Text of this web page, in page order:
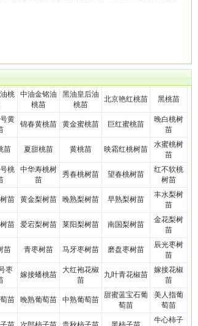
桃
中油金铭油
桃苗
黑油皇后油
桃苗
北京艳红桃苗 黑桃苗
黄
锦春黄桃苗 黄金蜜桃苗 巨红蜜桃苗
晚白桃树
苗
苗 夏甜桃苗 黄桃苗 映霜红桃树苗
水蜜桃树
苗
桃
中华寿桃树
苗
秀春桃树苗 望春桃树苗
红不软桃
树苗
苗 黄金梨树苗 晚熟梨树苗 早熟梨树苗
丰水梨树
苗
苗 爱宕梨树苗 莱阳梨树苗 南国梨树苗
金花梨树
苗
苗 青枣树苗 马牙枣树苗 磨盘枣树苗
辰光枣树
苗
枣
嫁接蟠桃苗
大红袍花椒
苗
九叶青花椒苗
嫁接花椒
苗
苗 晚熟葡萄苗 中熟葡萄苗
甜蜜蓝宝石葡
萄苗
美人指葡
萄苗
牛心柿子